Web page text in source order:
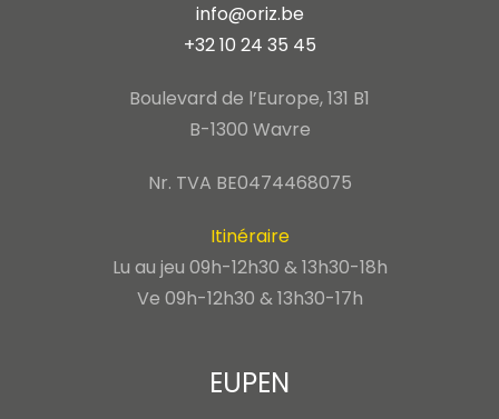
info@oriz.be
+32 10 24 35 45
Boulevard de l’Europe, 131 B1
B-1300 Wavre
Nr. TVA BE0474468075
Itinéraire
Lu au jeu 09h-12h30 & 13h30-18h
Ve 09h-12h30 & 13h30-17h
EUPEN